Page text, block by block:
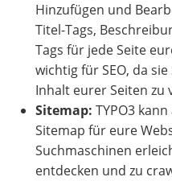
Hinzufügen und
Titel-Tags,
Tags für jede Seite
wichtig für SEO, da
Inhalt eurer Seiten zu
Sitemap: TYPO3
Sitemap für eure
Suchmaschinen
entdecken und zu